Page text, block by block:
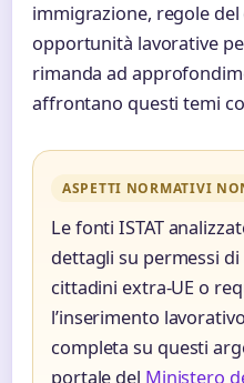
immigrazione, regole
opportunità lavorative
rimanda ad
affrontano questi temi
ASPETTI NORMATIVI
Le fonti ISTAT
dettagli su permessi
cittadini extra-UE o
l’inserimento
completa su questi
portale del Ministero